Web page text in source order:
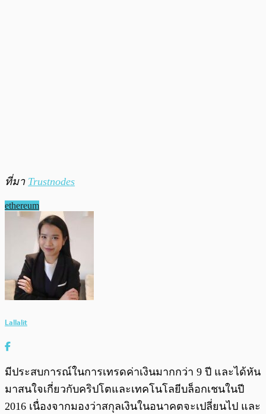
ที่มา Trustnodes
ethereum
Lallalit
มีประสบการณ์ในการเทรดค่าเงินมากกว่า 9 ปี และได้หัน
มาสนใจเกี่ยวกับคริปโตและเทคโนโลยีบล็อกเชนในปี
2016 เนื่องจากมองว่าสกุลเงินในอนาคตจะเปลี่ยนไป และ